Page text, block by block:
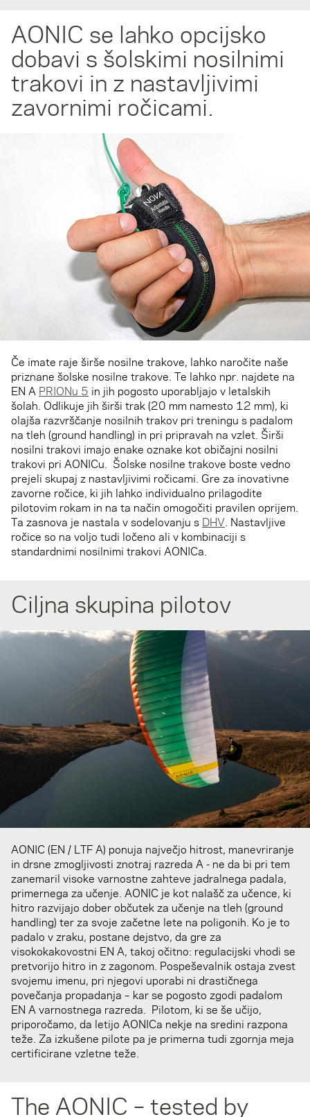
AONIC se lahko opcijsko
dobavi s šolskimi nosilnimi
trakovi in z nastavljivimi
zavornimi ročicami.
Če imate raje širše nosilne trakove, lahko naročite naše
priznane šolske nosilne trakove. Te lahko npr. najdete na
EN A PRIONu 5 in jih pogosto uporabljajo v letalskih
šolah. Odlikuje jih širši trak (20 mm namesto 12 mm), ki
olajša razvrščanje nosilnih trakov pri treningu s padalom
na tleh (ground handling) in pri pripravah na vzlet. Širši
nosilni trakovi imajo enake oznake kot običajni nosilni
trakovi pri AONICu. Šolske nosilne trakove boste vedno
prejeli skupaj z nastavljivimi ročicami. Gre za inovativne
zavorne ročice, ki jih lahko individualno prilagodite
pilotovim rokam in na ta način omogočiti pravilen oprijem.
Ta zasnova je nastala v sodelovanju s DHV . Nastavljive
ročice so na voljo tudi ločeno ali v kombinaciji s
standardnimi nosilnimi trakovi AONICa.
Ciljna skupina pilotov
AONIC (EN / LTF A) ponuja največjo hitrost, manevriranje
in drsne zmogljivosti znotraj razreda A - ne da bi pri tem
zanemaril visoke varnostne zahteve jadralnega padala,
primernega za učenje. AONIC je kot nalašč za učence, ki
hitro razvijajo dober občutek za učenje na tleh (ground
handling) ter za svoje začetne lete na poligonih. Ko je to
padalo v zraku, postane dejstvo, da gre za
visokokakovostni EN A, takoj očitno: regulacijski vhodi se
pretvorijo hitro in z zagonom. Pospeševalnik ostaja zvest
svojemu imenu, pri njegovi uporabi ni drastičnega
povečanja propadanja – kar se pogosto zgodi padalom
EN A varnostnega razreda. Pilotom, ki se še učijo,
priporočamo, da letijo AONICa nekje na sredini razpona
teže. Za izkušene pilote pa je primerna tudi zgornja meja
certificirane vzletne teže.
The AONIC – tested by